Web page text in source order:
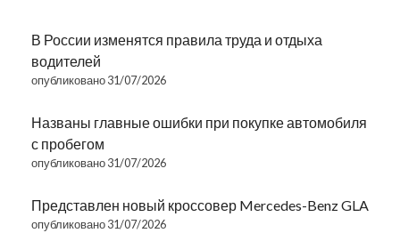
В России изменятся правила труда и отдыха
водителей
опубликовано 31/07/2026
Названы главные ошибки при покупке автомобиля
с пробегом
опубликовано 31/07/2026
Представлен новый кроссовер Mercedes-Benz GLA
опубликовано 31/07/2026